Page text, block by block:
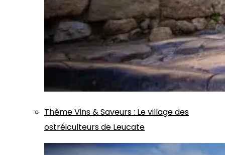
ThèmeVins & Saveurs: Le village des
ostréiculteurs de Leucate